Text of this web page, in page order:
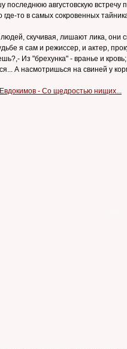
последнюю августовскую встречу
где-то в самых сокровенных
людей, скучивая, лишают лика, они
я сам и режиссер, и актер,
Из "брехунка" - вранье и
А насмотришься на свиней у
Евдокимов - Со щедростью нищих...